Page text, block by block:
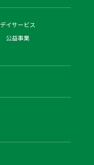
デイサービス
公益事業